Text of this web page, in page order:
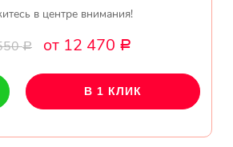
в центре внимания!
Р от 12 470 Р
В 1 КЛИК